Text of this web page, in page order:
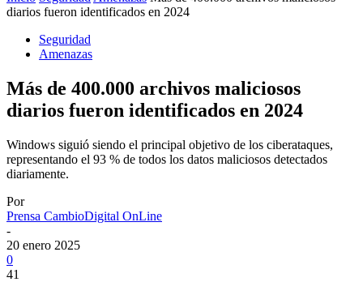
diarios fueron identificados en 2024
Seguridad
Amenazas
Más de 400.000 archivos maliciosos
diarios fueron identificados en 2024
Windows siguió siendo el principal objetivo de los ciberataques,
representando el 93 % de todos los datos maliciosos detectados
diariamente.
Por
Prensa CambioDigital OnLine
-
20 enero 2025
0
41